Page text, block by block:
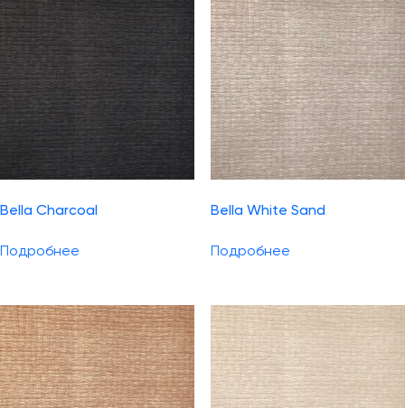
Bella Charcoal
Подробнее
Bella White Sand
Подробнее